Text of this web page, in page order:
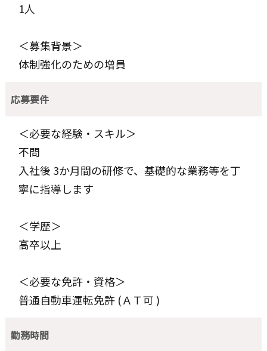
1人
＜募集背景＞
体制強化のための増員
応募要件
＜必要な経験・スキル＞
不問
入社後 3か月間の研修で、基礎的な業務等を丁
寧に指導します
＜学歴＞
高卒以上
＜必要な免許・資格＞
普通自動車運転免許 (ＡＴ可 )
勤務時間